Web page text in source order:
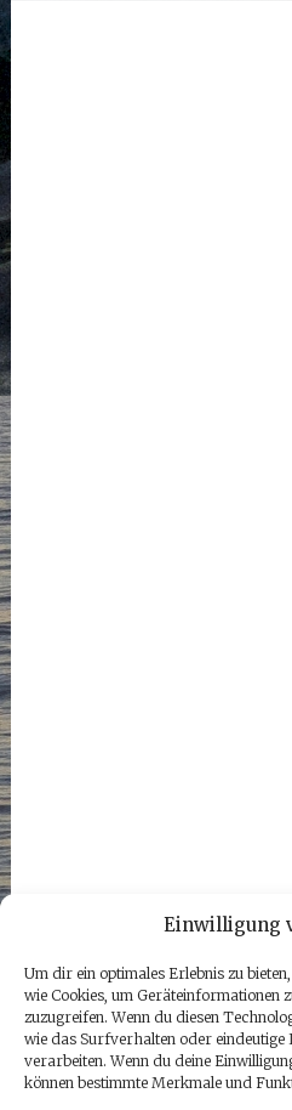
Einwilligung
Um dir ein optimales Erlebnis zu
wie Cookies, um Geräteinformationen
zuzugreifen. Wenn du diesen
wie das Surfverhalten oder eindeutige
verarbeiten. Wenn du deine
können bestimmte Merkmale und